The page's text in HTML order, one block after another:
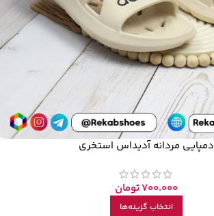
دمپایی مردانه آدیداس استخری
700.000تومان
انتخاب گزینه‌ها